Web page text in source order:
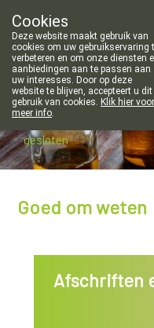
011/
gesloten
Goed om weten
Afschriften
Cookies
Deze website maakt gebruik van
cookies om uw gebruikservaring
verbeteren en om onze diensten
aanbiedingen aan te passen aan
uw interesses. Door op deze
website te blijven, accepteert u dit
gebruik van cookies. Klik hier voor
meer info.